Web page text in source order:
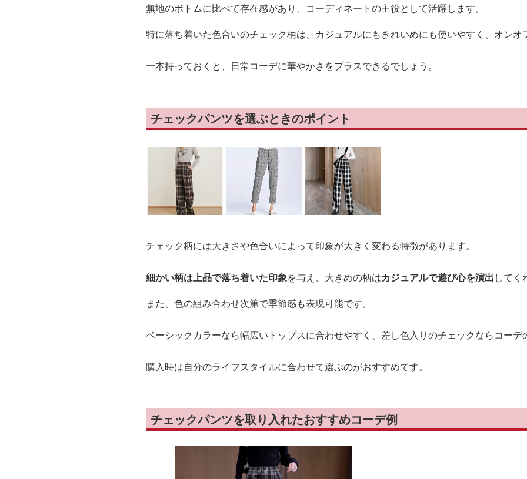
無地のボトムに比べて存在感があり、コーディネートの主役として活躍します。
特に落ち着いた色合いのチェック柄は、カジュアルにもきれいめにも使いやすく、オンオ
一本持っておくと、日常コーデに華やかさをプラスできるでしょう。
チェックパンツを選ぶときのポイント
チェック柄には大きさや色合いによって印象が大きく変わる特徴があります。
細かい柄は上品で落ち着いた印象を与え、大きめの柄はカジュアルで遊び心を演出してく
また、色の組み合わせ次第で季節感も表現可能です。
ベーシックカラーなら幅広いトップスに合わせやすく、差し色入りのチェックならコーデ
購入時は自分のライフスタイルに合わせて選ぶのがおすすめです。
チェックパンツを取り入れたおすすめコーデ例